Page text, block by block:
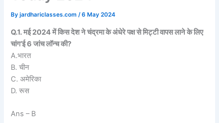
Byjardhariclasses.com/6 May 2024
Q.1. मई 2024 में किस देश ने चंद्रमा के अंधेरे पक्ष से मिट्टी वापस लाने के लिए
चांग’ई 6 जांच लॉन्च की?
A.भारत
B. चीन
C. अमेरिका
D. रूस
Ans – B